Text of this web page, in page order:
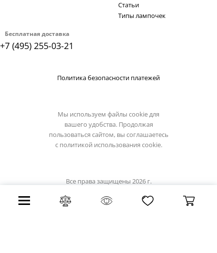
Бесплатная доставка
+7 (495) 255-03-21
Статьи
Типы лампочек
Политика безопасности платежей
Мы используем файлы cookie для
вашего удобства. Продолжая
пользоваться сайтом, вы соглашаетесь
с политикой использования cookie.
Все права защищены 2026 г.